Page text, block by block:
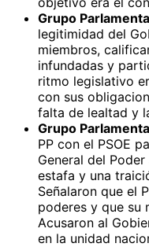
Grupo
legitimidad del
miembros,
infundadas y
ritmo legislativo
con sus
falta de lealtad y
Grupo
PP con el PSOE
General del
estafa y una
Señalaron que el
poderes y que su
Acusaron al
en la unidad